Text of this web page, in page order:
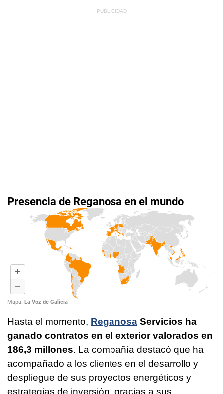
Hasta el momento, Reganosa Servicios ha
ganado contratos en el exterior valorados en
186,3 millones. La compañía destacó que ha
acompañado a los clientes en el desarrollo y
despliegue de sus proyectos energéticos y
estrategias de inversión, gracias a sus